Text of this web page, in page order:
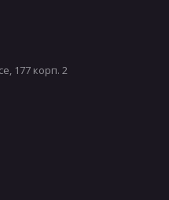
177 корп. 2